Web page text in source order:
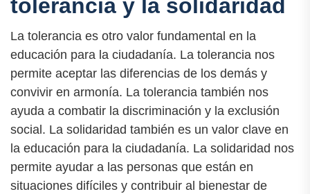
tolerancia y la solidaridad
La tolerancia es otro valor fundamental en la
educación para la ciudadanía. La tolerancia nos
permite aceptar las diferencias de los demás y
convivir en armonía. La tolerancia también nos
ayuda a combatir la discriminación y la exclusión
social. La solidaridad también es un valor clave en
la educación para la ciudadanía. La solidaridad nos
permite ayudar a las personas que están en
situaciones difíciles y contribuir al bienestar de